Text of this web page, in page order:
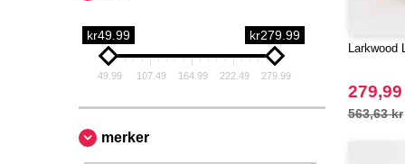
kr49.99 kr279.99
49.99 107.49 164.99 222.49 279.99
merker
Larkwood
563,63 kr